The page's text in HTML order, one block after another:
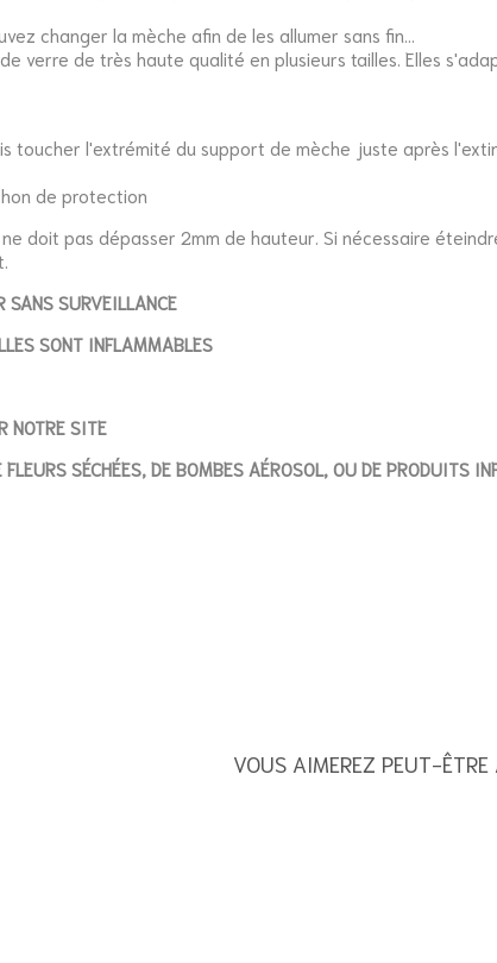
changer la mèche afin de les allumer sans fin...
verre de très haute qualité en plusieurs tailles. Elles
toucher l'extrémité du support de mèche juste après
de protection
doit pas dépasser 2mm de hauteur. Si nécessaire
SANS SURVEILLANCE
SONT INFLAMMABLES
NOTRE SITE
SÉCHÉES, DE BOMBES AÉROSOL, OU DE PRODUITS
VOUS AIMEREZ PEUT-ÊTRE